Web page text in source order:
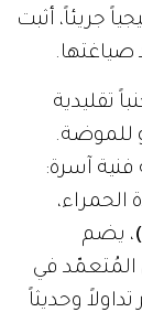
جريئاً، أثبت
صياغتها.
تقليدية
للموضة.
آسرة:
، يضم
المُتعمّد في
وحديثاً